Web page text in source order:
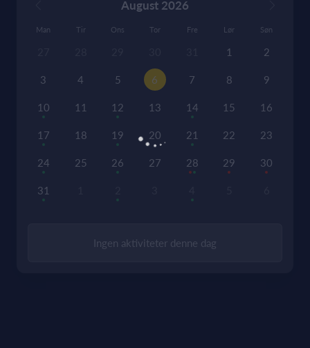
August 2026
Man Tir Ons Tor Fre Lør Søn
1 2
3 4 5 6 7 8 9
10 11 12 13 14 15 16
17 18 19 20 21 22 23
24 25 26 27 28 29 30
31
Ingen aktiviteter denne dag